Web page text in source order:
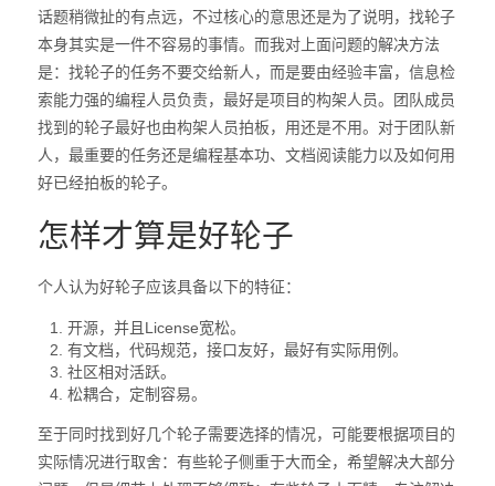
话题稍微扯的有点远，不过核心的意思还是为了说明，找轮子
本身其实是一件不容易的事情。而我对上面问题的解决方法
是：找轮子的任务不要交给新人，而是要由经验丰富，信息检
索能力强的编程人员负责，最好是项目的构架人员。团队成员
找到的轮子最好也由构架人员拍板，用还是不用。对于团队新
人，最重要的任务还是编程基本功、文档阅读能力以及如何用
好已经拍板的轮子。
怎样才算是好轮子
个人认为好轮子应该具备以下的特征：
开源，并且License宽松。
有文档，代码规范，接口友好，最好有实际用例。
社区相对活跃。
松耦合，定制容易。
至于同时找到好几个轮子需要选择的情况，可能要根据项目的
实际情况进行取舍：有些轮子侧重于大而全，希望解决大部分